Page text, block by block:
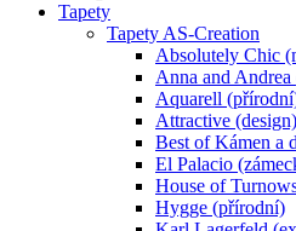
Tapety
Tapety AS-Creation
Absolutely Chic
Anna and
Aquarell
Attractive (design)
Best of Kámen a
El Palacio
House of
Hygge (přírodní)